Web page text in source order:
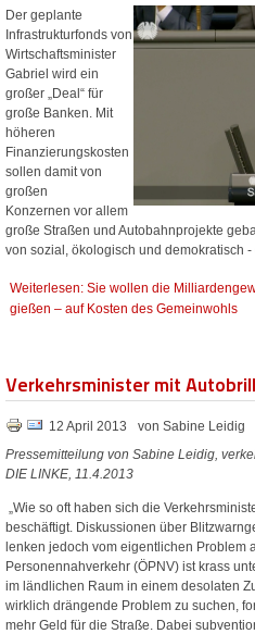
Der geplante
Infrastrukturfonds von
Wirtschaftsminister
Gabriel wird ein
großer „Deal“ für
große Banken. Mit
höheren
Finanzierungskosten
sollen damit von
großen
Konzernen vor allem
große Straßen und Autobahnprojekte
von sozial, ökologisch und demokratisch
Weiterlesen: Sie wollen die
gießen – auf Kosten des Gemeinwohls
Verkehrsminister mit
12 April 2013
von Sabine Leidig
Pressemitteilung von Sabine Leidig,
DIE LINKE, 11.4.2013
„Wie so oft haben sich die
beschäftigt. Diskussionen über
lenken jedoch vom eigentlichen Problem
Personennahverkehr (ÖPNV) ist krass
im ländlichen Raum in einem desolaten
wirklich drängende Problem zu suchen,
mehr Geld für die Straße. Dabei